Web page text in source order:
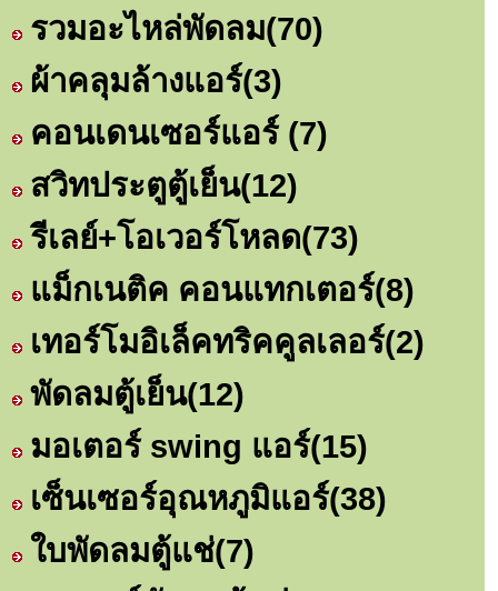
รวมอะไหล่พัดลม(70)
ผ้าคลุมล้างแอร์(3)
คอนเดนเซอร์แอร์ (7)
สวิทประตูตู้เย็น(12)
รีเลย์+โอเวอร์โหลด(73)
แม็กเนติค คอนแทกเตอร์(8)
เทอร์โมอิเล็คทริคคูลเลอร์(2)
พัดลมตู้เย็น(12)
มอเตอร์ swing แอร์(15)
เซ็นเซอร์อุณหภูมิแอร์(38)
ใบพัดลมตู้แช่(7)